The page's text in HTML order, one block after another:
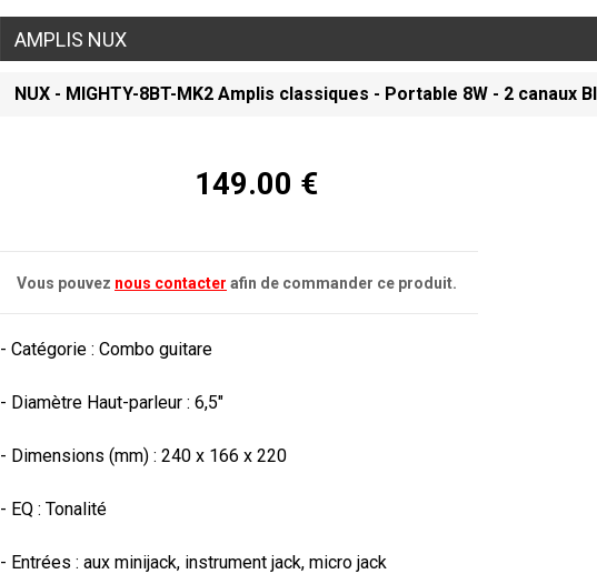
AMPLIS NUX
NUX - MIGHTY-8BT-MK2 Amplis classiques - Portable 8W - 2 canaux
149.00 €
Vous pouvez nous contacter afin de commander ce produit.
- Catégorie : Combo guitare
- Diamètre Haut-parleur : 6,5"
- Dimensions (mm) : 240 x 166 x 220
- EQ : Tonalité
- Entrées : aux minijack, instrument jack, micro jack